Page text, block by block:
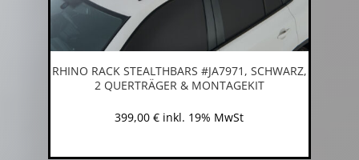
RHINO RACK STEALTHBARS #JA7971, SCHWARZ,
2 QUERTRÄGER & MONTAGEKIT
399,00€ inkl. 19% MwSt